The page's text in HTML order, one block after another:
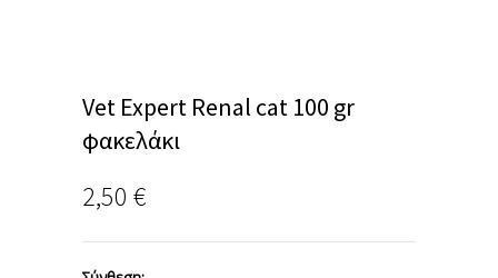
Vet Expert Renal cat 100 gr
φακελάκι
2,50 €